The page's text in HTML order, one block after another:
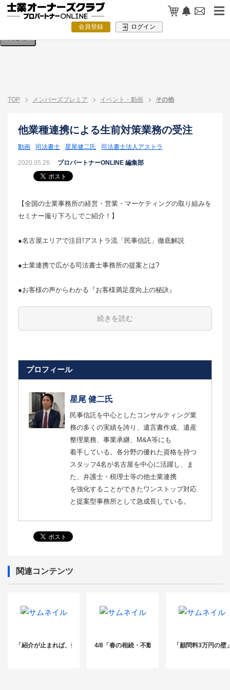
会員登録 ログイン
検索条件を入力してください。
TOP メンバーズプレミア イベント・動画 その他
他業種連携による生前対策業務の受注
動画 司法書士 星尾健二氏 司法書士法人アストラ
2020.05.26 プロパートナーONLINE 編集部
【全国の士業事務所の経営・営業・マーケティングの取り組みを
セミナー撮り下ろしでご紹介！】
●名古屋エリアで注目!アストラ流「民事信託」徹底解説
●士業連携で広がる司法書士事務所の提案とは?
●お客様の声からわかる『お客様満足度向上の秘訣』
続きを読む
プロフィール
星尾 健二氏
民事信託を中心としたコンサルティング業
務の多くの実績を誇り、遺言書作成、遺産
整理業務、事業承継、M&A等にも
着手している。各分野の優れた資格を持つ
スタッフ4名が名古屋を中心に活躍し、ま
た、弁護士・税理士等の他士業連携
を強化することができたワンストップ対応
と提案型事務所として急成長している。
関連コンテンツ
「紹介が止まれば、売上は蒸発する」——特定のルートに依存した税理士事
4/8「春の相続・不動産フェア 2026」「顧問料3万円の